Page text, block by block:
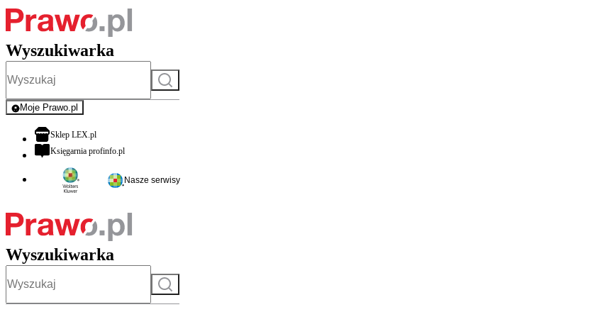
Wyszukiwarka
Szukaj
Moje Prawo.pl
- rejestracja i logowanie do serwisu
Sklep LEX.plotwiera się w nowej karcie
Księgarnia profinfo.plotwiera się w nowej karcie
Nasze serwisy
Wyszukiwarka
Szukaj